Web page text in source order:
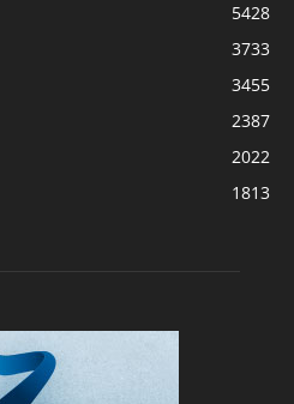
5428
3733
3455
2387
2022
1813